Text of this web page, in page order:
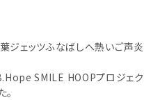
ジェッツふなばしへ熱いご声炎
SMILE HOOPプロジェ